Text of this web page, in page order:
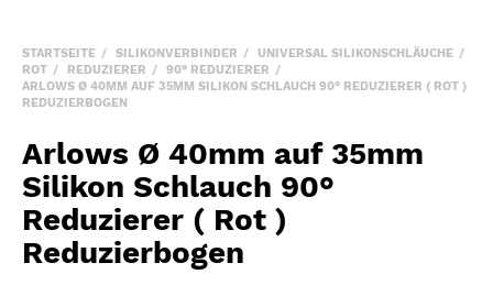
STARTSEITE SILIKONVERBINDER
UNIVERSAL SILIKONSCHLÄUCHE
ROT
REDUZIERER
90° REDUZIERER
ARLOWS Ø 40MM AUF 35MM SILIKON SCHLAUCH 90° REDUZIERER ( ROT )
REDUZIERBOGEN
Arlows Ø 40mm auf 35mm
Silikon Schlauch 90°
Reduzierer ( Rot )
Reduzierbogen